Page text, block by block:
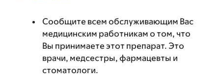
Сообщите всем обслуживающим Вас
медицинским работникам о том, что
Вы принимаете этот препарат. Это
врачи, медсестры, фармацевты и
стоматологи.